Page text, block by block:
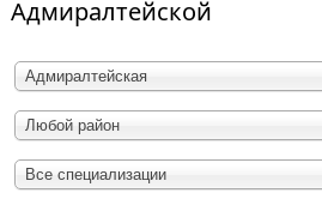
Адмиралтейской
Адмиралтейская
Любой район
Все специализации